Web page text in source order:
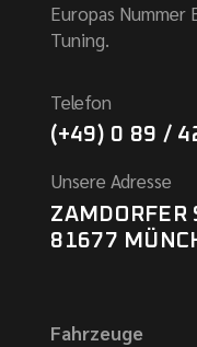
Europas Nummer
Tuning.
Telefon
(+49) 0 89 /
Unsere Adresse
ZAMDORFER
81677
Fahrzeuge